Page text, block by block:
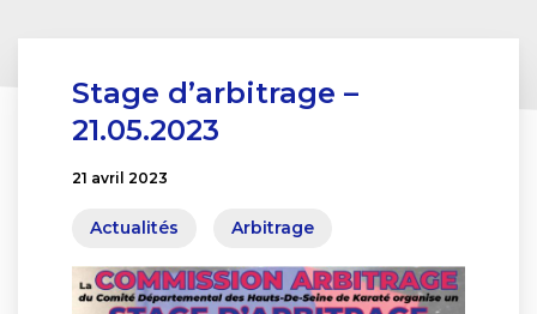
Stage d’arbitrage –
21.05.2023
21 avril 2023
Actualités Arbitrage